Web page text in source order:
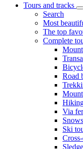
Tours and tracks
Search
Most
The top
Complete
Road
Via
Ski
Sledge